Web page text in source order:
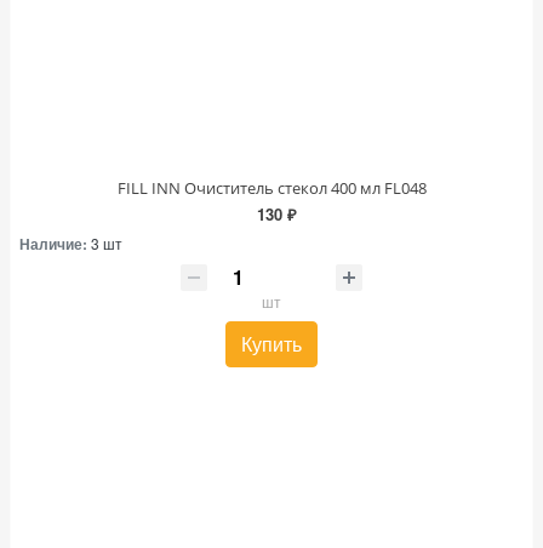
FILL INN Очиститель стекол 400 мл FL048
130 ₽
Наличие: 3 шт
шт
Купить